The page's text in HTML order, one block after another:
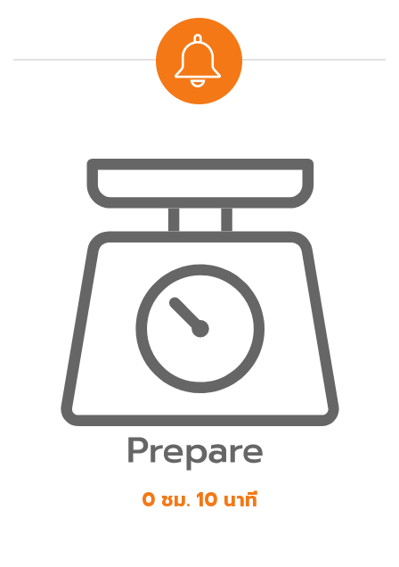
0 ชม. 10 นาที